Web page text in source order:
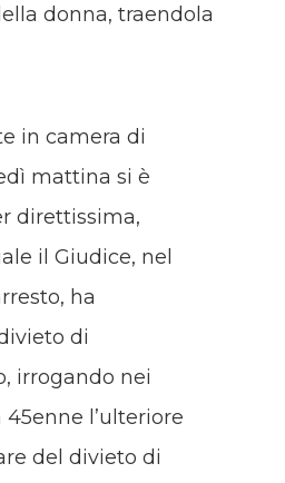
donna, traendola
in camera di
mattina si è
direttissima,
il Giudice, nel
ha
di
irrogando nei
l’ulteriore
del divieto di